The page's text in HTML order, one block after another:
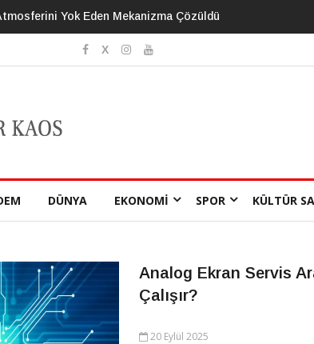
Kalp Ölümlerinin Yüzde 90’ı Bu 3 Önlenebilir Risk
Faktörüyle İlişkili
DÜNYA EKONOMI SPOR KÜLTÜR
Analog Ekran Servis
Çalışır?
20 Eylül 2025